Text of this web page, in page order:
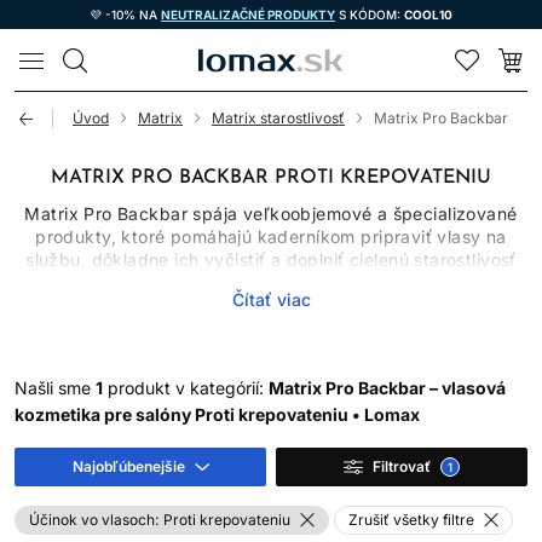
💜 -10% NA NEUTRALIZAČNÉ PRODUKTY S KÓDOM: COOL10
LOMAX
Úvod Matrix Matrix starostlivosť Matrix Pro Backbar
MATRIX PRO BACKBAR PROTI KREPOVATENIU
Matrix Pro Backbar spája veľkoobjemové a špecializované
produkty, ktoré pomáhajú kaderníkom pripraviť vlasy na
službu, dôkladne ich vyčistiť a doplniť cielenú starostlivosť
šampón na vlasy, intenzívnu masku, sprej na lámavé vlasy aj
práce.
Produkty Matrix Pro Backbar ocenia profesionálne salóny,
ktoré hľadajú účelné balenia a spoľahlivú starostlivosť na
každodenné použitie. Vybrané prípravky však môžu dávať
potrebám vlasov a používajú sa podľa návodu. Pri výbere sa
Čítať viac
Našli sme 1 produkt v kategórií: Matrix Pro Backbar – vlasová
kozmetika pre salóny Proti krepovateniu • Lomax
Najobľúbenejšie Filtrovať 1
Účinok vo vlasoch: Proti krepovateniu Zrušiť všetky filtre